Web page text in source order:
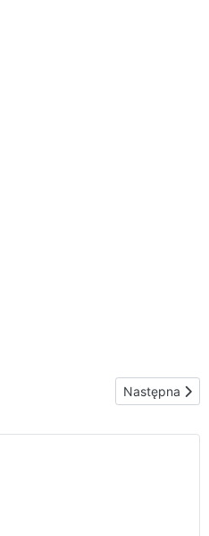
Następna
Następna